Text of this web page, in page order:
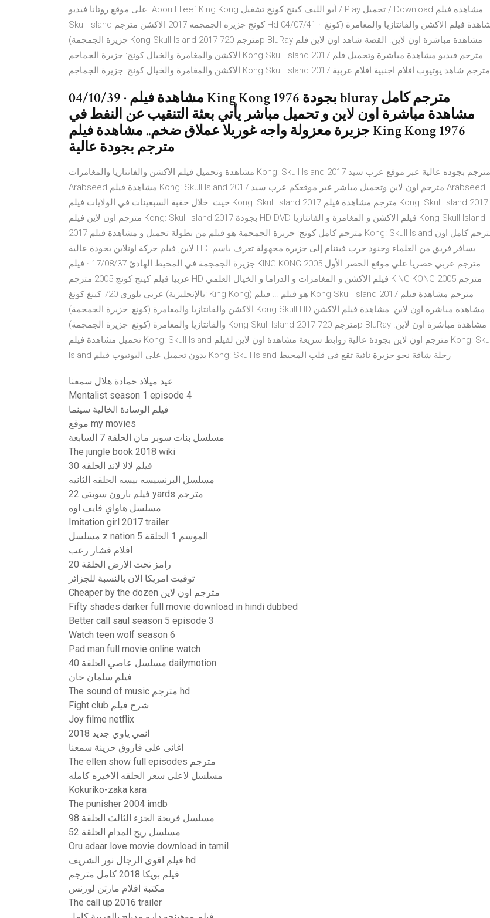
على موقع روتانا فيديو. Abou Elleef King Kong أبو الليف كينج كونج تشغيل / Play تحميل / Download مشاهده فيلم
Skull Island كونج جزيره الجمجمه 2017 الاكشن مترجم Hd 04/07/41 · مشاهدة فيلم الاكشن والفانتازيا والمغامرة (كونغ:
جزيرة الجمجمة) Kong Skull Island 2017 مترجم 720p BluRay مشاهدة مباشرة اون لاين. القصة شاهد اون لاين فلم
الاكشن والمغامرة والخيال كونج: جزيرة الجماجم Kong Skull Island 2017 مترجم فيديو مشاهدة مباشرة وتحميل فلم
الاكشن والمغامرة والخيال كونج: جزيرة الجماجم Kong Skull Island 2017 مترجم شاهد يوتيوب افلام اجنبية افلام عربية
04/10/39 · مشاهدة فيلم King Kong 1976 بجودة bluray مترجم كامل
مشاهدة مباشرة اون لاين و تحميل مباشر يأتي بعثة التنقيب عن النفط في
جزيرة معزولة واجه غوريلا عملاق ضخم.. مشاهدة فيلم King Kong 1976
مترجم بجودة عالية
مشاهدة وتحميل فيلم الاكشن والفانتازيا والمغامرات Kong: Skull Island 2017 مترجم بجوده عالية عبر موقع عرب سيد
Arabseed مشاهدة فيلم Kong: Skull Island 2017 مترجم اون لاين وتحميل مباشر عبر موقعكم عرب سيد Arabseed
حيث .خلال حقبة السبعينات في الولايات فيلم Kong: Skull Island 2017 مترجم مشاهدة فيلم Kong: Skull Island 2017
مترجم اون لاين فيلم Kong: Skull Island 2017 بجودة HD DVD فيلم الاكشن و المغامرة و الفانتازيا Kong Skull Island
2017 مترجم كامل كونج: جزيرة الجمجمة هو فيلم من بطولة تحميل و مشاهدة فيلم Kong: Skull Island مترجم كامل اون
لاين, فيلم حركة اونلاين بجودة عالية HD. يسافر فريق من العلماء وجنود حرب فيتنام إلى جزيرة مجهولة تعرف باسم
جزيرة الجمجمة في المحيط الهادئ 17/08/37 · فيلم KING KONG 2005 مترجم عربي حصريا علي موقع الحصر الأول
عربيا فيلم كينج كونج 2005 مترجم HD فيلم الأكشن و المغامرات و الدراما و الخيال العلمي KING KONG 2005 مترجم
عربي بلوري 720 كينغ كونغ (بالإنجليزية: King Kong) هو فيلم … فيلم Kong Skull Island 2017 مترجم مشاهدة فيلم
الاكشن والفانتازيا والمغامرة (كونغ: جزيرة الجمجمة) Kong Skull HD مشاهدة مباشرة اون لاين. مشاهدة فيلم الاكشن
والفانتازيا والمغامرة (كونغ: جزيرة الجمجمة) Kong Skull Island 2017 مترجم 720p BluRay مشاهدة مباشرة اون لاين.
تحميل مشاهدة فيلم Kong: Skull Island مترجم اون لاين بجودة عالية روابط سريعة مشاهدة اون لاين لفيلم Kong: Skull
Island بدون تحميل على اليوتيوب فيلم Kong: Skull Island رحلة شاقة نحو جزيرة نائية تقع في قلب المحيط
عيد ميلاد حمادة هلال سمعنا
Mentalist season 1 episode 4
فيلم الوسادة الخالية سينما
موقع my movies
مسلسل بنات سوبر مان الحلقة 7 السابعة
The jungle book 2018 wiki
فيلم لالا لاند الحلقه 30
مسلسل البرنسيسه بيسه الحلقه الثانيه
فيلم بارون سوبتي 22 yards مترجم
مسلسل هاواي فايف اوه
Imitation girl 2017 trailer
مسلسل z nation الموسم 1 الحلقة 5
افلام فشار رعب
رامز تحت الارض الحلقة 20
توقيت امريكا الان بالنسبة للجزائر
Cheaper by the dozen مترجم اون لاين
Fifty shades darker full movie download in hindi dubbed
Better call saul season 5 episode 3
Watch teen wolf season 6
Pad man full movie online watch
مسلسل عاصي الحلقة 40 dailymotion
فيلم سلمان خان
The sound of music مترجم hd
Fight club شرح فيلم
Joy filme netflix
انمي ياوي جديد 2018
اغانى على فاروق حزينة سمعنا
The ellen show full episodes مترجم
مسلسل لاعلى سعر الحلقه الاخيره كامله
Kokuriko-zaka kara
The punisher 2004 imdb
مسلسل فريحة الجزء الثالث الحلقة 98
مسلسل ريح المدام الحلقة 52
Oru adaar love movie download in tamil
فيلم اقوى الرجال نور الشريف hd
فيلم بويكا 2018 كامل مترجم
مكتبة افلام مارتن لورنس
The call up 2016 trailer